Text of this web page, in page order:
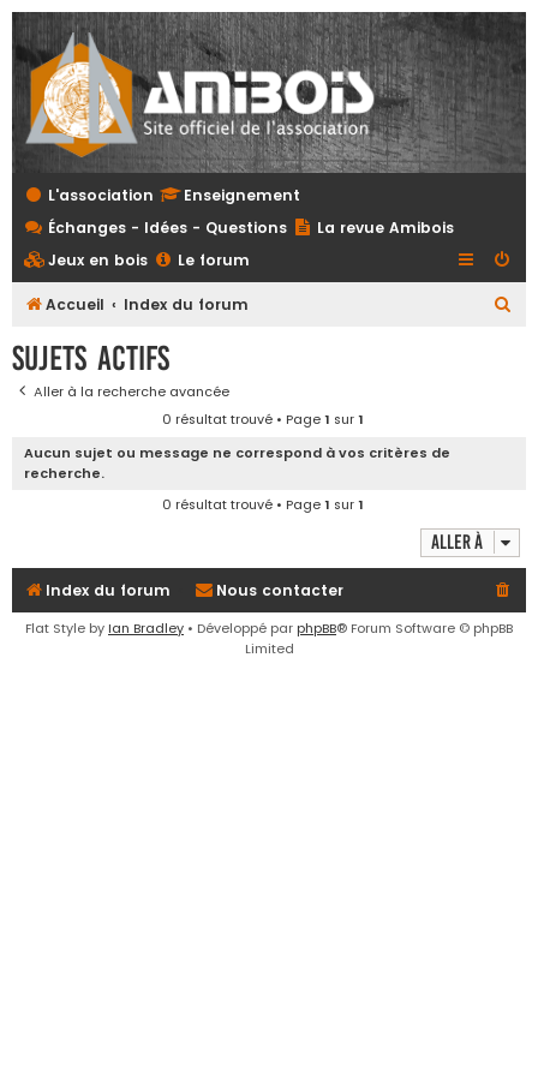
L'association
Enseignement
Échanges - Idées - Questions
La revue Amibois
Jeux en bois
Le forum
Accueil Index du forum
e
Sujets actifs
Aller à la recherche avancée
0 résultat trouvé • Page1 sur1
Aucun sujet ou message ne correspond à vos critères de
recherche.
0 résultat trouvé • Page1 sur1
Aller à
Index du forum Nous contacter
Flat Style by Ian Bradley • Développé par phpBB® Forum Software © phpBB
Limited